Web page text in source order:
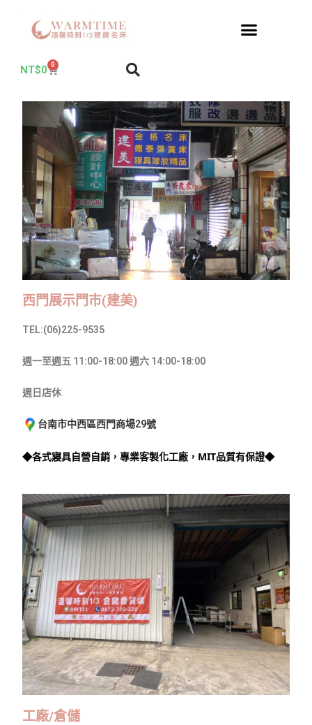
NT$0 0
西門展示門市(建美)
TEL:(06)225-9535
週一至週五 11:00-18:00週六 14:00-18:00
週日店休
台南市中西區西門商場29號
◆各式寢具自營自銷，專業客製化工廠，MIT品質有保證◆
工廠/倉儲